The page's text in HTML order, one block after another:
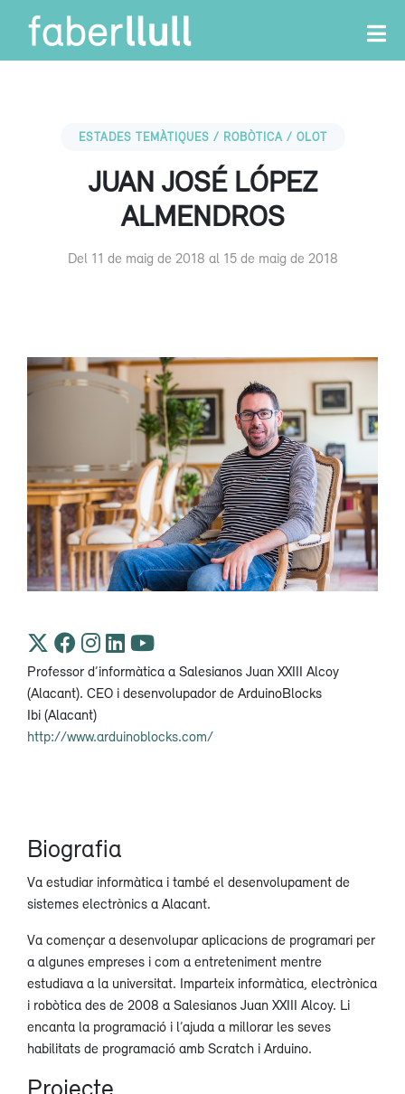
ESTADES TEMÀTIQUES / ROBÒTICA / OLOT
JUAN JOSÉ LÓPEZ
ALMENDROS
Del 11 de maig de 2018 al 15 de maig de 2018
Professor d’informàtica a Salesianos Juan XXIII Alcoy
(Alacant). CEO i desenvolupador de ArduinoBlocks
Ibi (Alacant)
http://www.arduinoblocks.com/
Biografia
Va estudiar informàtica i també el desenvolupament de
sistemes electrònics a Alacant.
Va començar a desenvolupar aplicacions de programari per
a algunes empreses i com a entreteniment mentre
estudiava a la universitat. Imparteix informàtica, electrònica
i robòtica des de 2008 a Salesianos Juan XXIII Alcoy. Li
encanta la programació i l’ajuda a millorar les seves
habilitats de programació amb Scratch i Arduino.
Projecte